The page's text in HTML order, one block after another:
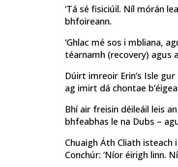
‘Tá sé fisiciúil. Níl mórán
bhfoireann.
‘Ghlac mé sos i mbliana,
téarnamh (recovery) agus
Dúirt imreoir Erin’s Isle
ag imirt dá chontae
Bhí air freisin déileáil leis
bhfeabhas le na Dubs –
Chuaigh Áth Cliath isteach
Conchúr: ‘Níor éirigh linn.